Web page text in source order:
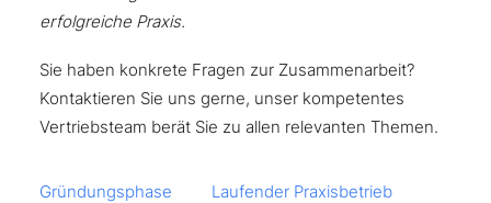
erfolgreiche Praxis.
Sie haben konkrete Fragen zur Zusammenarbeit?
Kontaktieren Sie uns gerne, unser kompetentes
Vertriebsteam berät Sie zu allen relevanten Themen.
Gründungsphase
Laufender Praxisbetrieb